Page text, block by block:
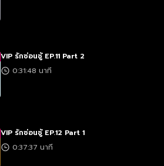
VIP รักซ่อนชู้ EP.11 Part 2
0:31:48 นาที
VIP รักซ่อนชู้ EP.12 Part 1
0:37:37 นาที